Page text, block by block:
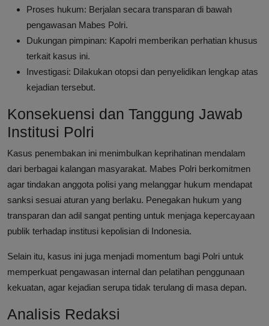
Proses hukum: Berjalan secara transparan di bawah
pengawasan Mabes Polri.
Dukungan pimpinan: Kapolri memberikan perhatian khusus
terkait kasus ini.
Investigasi: Dilakukan otopsi dan penyelidikan lengkap atas
kejadian tersebut.
Konsekuensi dan Tanggung Jawab
Institusi Polri
Kasus penembakan ini menimbulkan keprihatinan mendalam
dari berbagai kalangan masyarakat. Mabes Polri berkomitmen
agar tindakan anggota polisi yang melanggar hukum mendapat
sanksi sesuai aturan yang berlaku. Penegakan hukum yang
transparan dan adil sangat penting untuk menjaga kepercayaan
publik terhadap institusi kepolisian di Indonesia.
Selain itu, kasus ini juga menjadi momentum bagi Polri untuk
memperkuat pengawasan internal dan pelatihan penggunaan
kekuatan, agar kejadian serupa tidak terulang di masa depan.
Analisis Redaksi